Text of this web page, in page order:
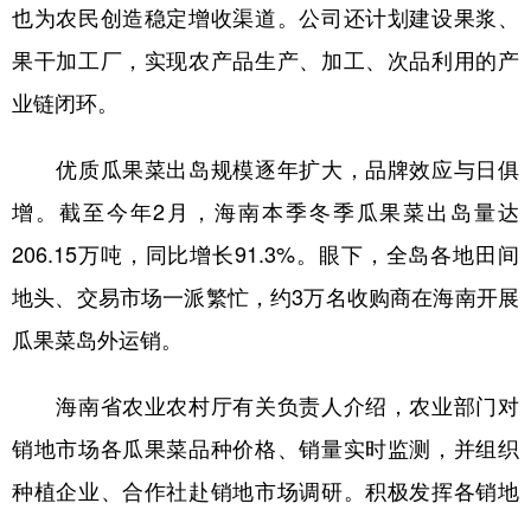
也为农民创造稳定增收渠道。公司还计划建设果浆、
果干加工厂，实现农产品生产、加工、次品利用的产
业链闭环。
优质瓜果菜出岛规模逐年扩大，品牌效应与日俱
增。截至今年2月，海南本季冬季瓜果菜出岛量达
206.15万吨，同比增长91.3%。眼下，全岛各地田间
地头、交易市场一派繁忙，约3万名收购商在海南开展
瓜果菜岛外运销。
海南省农业农村厅有关负责人介绍，农业部门对
销地市场各瓜果菜品种价格、销量实时监测，并组织
种植企业、合作社赴销地市场调研。积极发挥各销地